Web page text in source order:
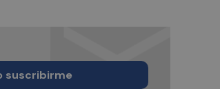
suscribirme